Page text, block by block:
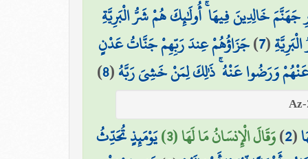
خَالِدِينَ فِيهَا ۚ أُولَٰئِكَ هُمْ شَرُّ الْبَرِيَّةِ
(
7
)جَزَاؤُهُمْ عِندَ رَبِّهِمْ جَنَّاتُ عَدْنٍ
عَنْهُمْ وَرَضُوا عَنْهُ ۚ ذَٰلِكَ لِمَنْ خَشِيَ رَبَّهُ(
8
)
(
2
)وَقَالَ الْإِنسَانُ مَا لَهَا (3) يَوْمَئِذٍ تُحَدِّثُ